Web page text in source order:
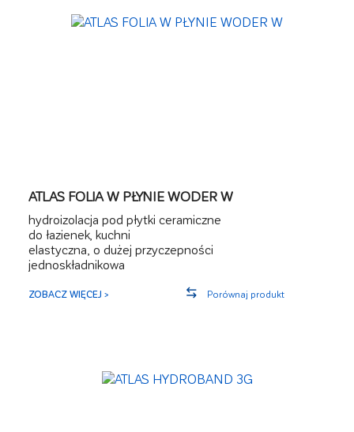
ATLAS FOLIA W PŁYNIE WODER W
hydroizolacja pod płytki ceramiczne
do łazienek, kuchni
elastyczna, o dużej przyczepności
jednoskładnikowa
ZOBACZ WIĘCEJ > Porównaj produkt